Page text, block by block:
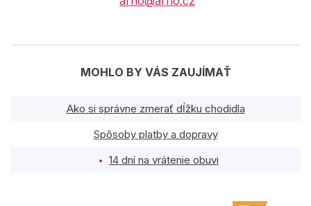
MOHLO BY VÁS ZAUJÍMAŤ
Ako si správne zmerať dĺžku chodidla
Spôsoby platby a dopravy
14 dní na vrátenie obuvi